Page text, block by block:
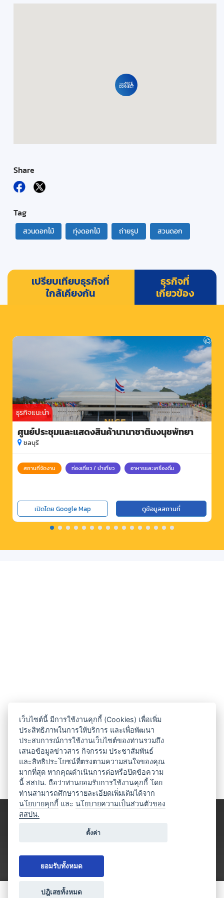
Share
Tag
สวนดอกไม้ ทุ่งดอกไม้ ถ่ายรูป สวนดอก
เปรียบเทียบธุรกิจที่
ใกล้เคียงกัน
ธุรกิจที่
เกี่ยวข้อง
ธุรกิจแนะนำ
ศูนย์ประชุมและแสดงสินค้านานาชาตินงนุชพัทยา
ชลบุรี
สถานที่จัดงาน ท่องเที่ยว / นำเที่ยว อาหารและเครื่องดื่ม
เปิดโดย Google Map ดูข้อมูลสถานที่
เว็บไซต์นี้ มีการใช้งานคุกกี้ (Cookies) เพื่อเพิ่ม
ประสิทธิภาพในการให้บริการ และเพื่อพัฒนา
ประสบการณ์การใช้งานเว็บไซต์ของท่านรวมถึง
เสนอข้อมูลข่าวสาร กิจกรรม ประชาสัมพันธ์
และสิทธิประโยชน์ที่ตรงตามความสนใจของคุณ
มากที่สุด หากคุณดำเนินการต่อหรือปิดข้อความ
นี้ สสปน. ถือว่าท่านยอมรับการใช้งานคุกกี้ โดย
ท่านสามารถศึกษารายละเอียดเพิ่มเติมได้จาก
นโยบายคุกกี้ และนโยบายความเป็นส่วนตัวของ
สสปน.
ตั้งค่า
ยอมรับทั้งหมด
ปฎิเสธทั้งหมด